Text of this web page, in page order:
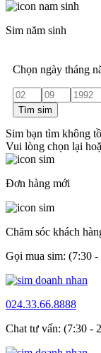
Sim năm sinh
Chọn ngày tháng
Tìm sim
Sim bạn tìm không
Vui lòng chọn lại
Đơn hàng mới
Chăm sóc khách
Gọi mua sim: (7:30 -
024.33.66.8888
Chat tư vấn: (7:30 -